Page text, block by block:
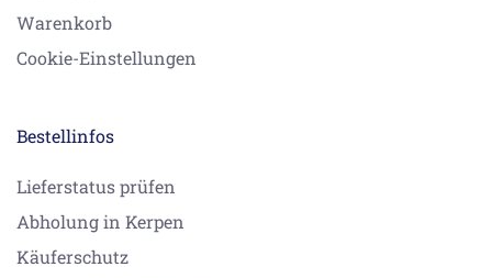
Warenkorb
Cookie-Einstellungen
Bestellinfos
Lieferstatus prüfen
Abholung in Kerpen
Käuferschutz